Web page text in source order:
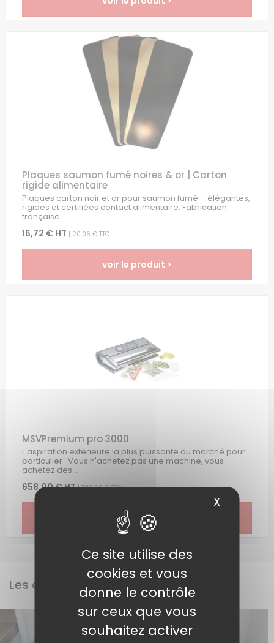
Plaques saumon fumé noires & or | Carton
rigide alimentaire
Plaques carton noir et or pour saumon fumé – élégantes,
rigides et certifiées contact alimentaire. Fabrication
française...
16,72 € HT | 20,06 € TTC
voir le produit >
MSVPremium pro 3000
L'aspiration extérieure la plus puissante du marché pour
particulier . Vous n'achetez pas une machine, vous
achetez des...
658,00 € HT| 789,60 € TTC
voir le produit >
Les avantages MILORD
Ce site utilise des
cookies et vous
donne le contrôle
sur ceux que vous
souhaitez activer
XMasquer